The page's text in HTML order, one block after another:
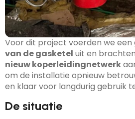
Voor dit project voerden we een
van de gasketel uit en
nieuw koperleidingnetwerk
om de installatie opnieuw
en klaar voor langdurig gebruik
De situatie